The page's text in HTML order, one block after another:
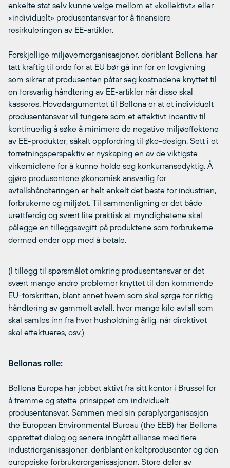
enkelte stat selv kunne velge mellom et «kollektivt» eller
«individuelt» produsentansvar for å finansiere
resirkuleringen av EE-artikler.
Forskjellige miljøvernorganisasjoner, deriblant Bellona, har
tatt kraftig til orde for at EU bør gå inn for en lovgivning
som sikrer at produsenten påtar seg kostnadene knyttet til
en forsvarlig håndtering av EE-artikler når disse skal
kasseres. Hovedargumentet til Bellona er at et individuelt
produsentansvar vil fungere som et effektivt incentiv til
kontinuerlig å søke å minimere de negative miljøeffektene
av EE-produkter, såkalt oppfordring til øko-design. Sett i et
forretningsperspektiv er nyskaping en av de viktigste
virkemidlene for å kunne holde seg konkurransedyktig. Å
gjøre produsentene økonomisk ansvarlig for
avfallshåndteringen er helt enkelt det beste for industrien,
forbrukerne og miljøet. Til sammenligning er det både
urettferdig og svært lite praktisk at myndighetene skal
pålegge en tilleggsavgift på produktene som forbrukerne
dermed ender opp med å betale.
(I tillegg til spørsmålet omkring produsentansvar er det
svært mange andre problemer knyttet til den kommende
EU-forskriften, blant annet hvem som skal sørge for riktig
håndtering av gammelt avfall, hvor mange kilo avfall som
skal samles inn fra hver husholdning årlig, når direktivet
skal effektueres, osv.)
Bellonas rolle:
Bellona Europa har jobbet aktivt fra sitt kontor i Brussel for
å fremme og støtte prinsippet om individuelt
produsentansvar. Sammen med sin paraplyorganisasjon
the European Environmental Bureau (the EEB) har Bellona
opprettet dialog og senere inngått allianse med flere
industriorganisasjoner, deriblant enkeltprodusenter og den
europeiske forbrukerorganisasjonen. Store deler av